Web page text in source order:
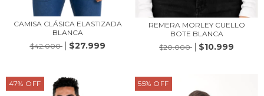
CAMISA CLÁSICA ELASTIZADA
BLANCA
$42.000
$27.999
REMERA MORLEY CUELLO
BOTE BLANCA
$20.000
$10.999
47% OFF 55% OFF